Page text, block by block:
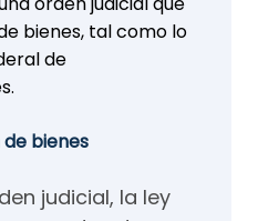
bienes, tal como lo
de
bienes
judicial, la ley